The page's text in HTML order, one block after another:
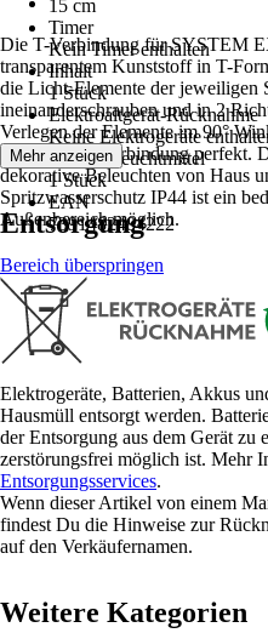
15 cm
Timer
Kein Timer enthalten
Inhalt
1 Stück
Elektroaltgerät-Rücknahme
Keine Elektrogeräte
Anzahl Leuchtmittel
1 Stück
EAN
7391482484222
Die T-Verbindung für SYSTEM
transparentem Kunststoff in T-
die Licht-Elemente der jeweiligen
ineinanderschrauben und in 2
Verlegen der Elemente im 90°
6,5 cm hohe Verbindung perfekt.
dekorative Beleuchten von Haus
Spritzwasserschutz IP44 ist ein
Außenbereich möglich.
Mehr anzeigen
Entsorgung
Bereich überspringen
Elektrogeräte, Batterien, Akkus
Hausmüll entsorgt werden.
der Entsorgung aus dem Gerät zu
zerstörungsfrei möglich ist. Mehr
Entsorgungsservices.
Wenn dieser Artikel von einem
findest Du die Hinweise zur
auf den Verkäufernamen.
Weitere Kategorien